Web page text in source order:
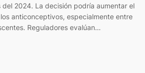
del 2024. La decisión podría aumentar el
anticonceptivos, especialmente entre
Reguladores evalúan…